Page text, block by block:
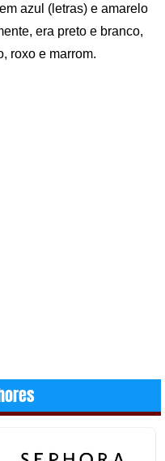
azul (letras) e amarelo
era preto e branco,
roxo e marrom.